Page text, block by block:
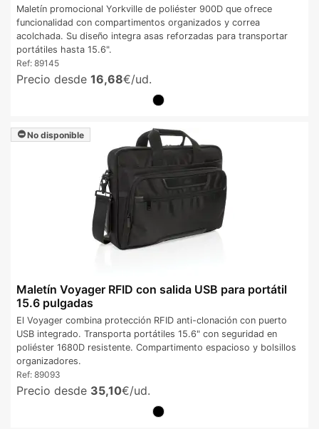
Maletín promocional Yorkville de poliéster 900D que ofrece
funcionalidad con compartimentos organizados y correa
acolchada. Su diseño integra asas reforzadas para transportar
portátiles hasta 15.6".
Ref: 89145
Precio desde 16,68€/ud.
No disponible
Maletín Voyager RFID con salida USB para portátil
15.6 pulgadas
El Voyager combina protección RFID anti-clonación con puerto
USB integrado. Transporta portátiles 15.6" con seguridad en
poliéster 1680D resistente. Compartimento espacioso y bolsillos
organizadores.
Ref: 89093
Precio desde 35,10€/ud.